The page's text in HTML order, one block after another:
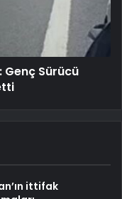
Genç Sürücü
ittifak